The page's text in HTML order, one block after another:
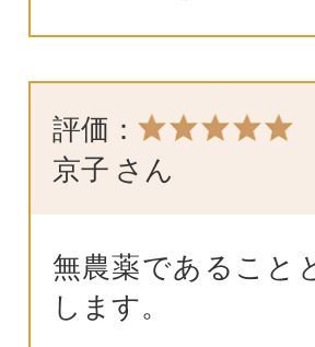
評価：
京子 さん
無農薬であること
します。